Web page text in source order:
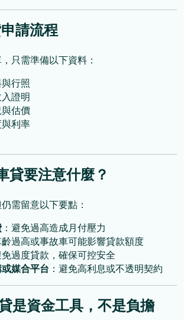
請流程
只需準備以下資料：
行照
證明
估價
利率
貸要注意什麼？
需留意以下要點：
：避免過高造成月付壓力
齡過高或事故車可能影響貸款額度
免過度貸款，確保可控安全
媒合平台 ：避免高利息或不透明契約
是資金工具，不是負擔